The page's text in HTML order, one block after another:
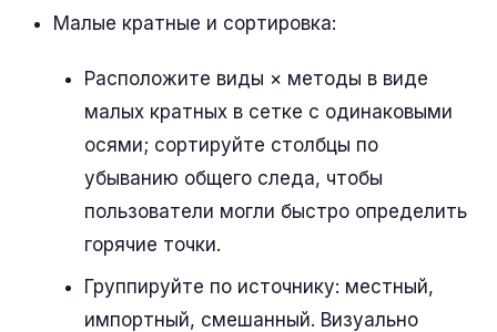
Малые кратные и сортировка:
Расположите виды × методы в виде
малых кратных в сетке с одинаковыми
осями; сортируйте столбцы по
убыванию общего следа, чтобы
пользователи могли быстро определить
горячие точки.
Группируйте по источнику: местный,
импортный, смешанный. Визуально